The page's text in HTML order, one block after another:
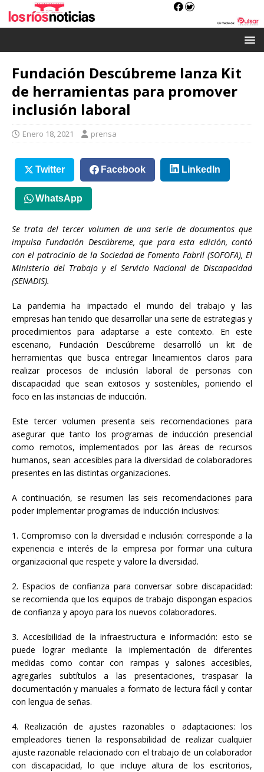
Fundación Descúbreme lanza Kit
de herramientas para promover
inclusión laboral
Enero 18, 2021 prensa
Twitter Facebook LinkedIn
WhatsApp
Se trata del tercer volumen de una serie de documentos que
impulsa Fundación Descúbreme, que para esta edición, contó
con el patrocinio de la Sociedad de Fomento Fabril (SOFOFA), El
Ministerio del Trabajo y el Servicio Nacional de Discapacidad
(SENADIS).
La pandemia ha impactado el mundo del trabajo y las
empresas han tenido que desarrollar una serie de estrategias y
procedimientos para adaptarse a este contexto. En este
escenario, Fundación Descúbreme desarrolló un kit de
herramientas que busca entregar lineamientos claros para
realizar procesos de inclusión laboral de personas con
discapacidad que sean exitosos y sostenibles, poniendo el
foco en las instancias de inducción.
Este tercer volumen presenta seis recomendaciones para
asegurar que tanto los programas de inducción presencial
como remotos, implementados por las áreas de recursos
humanos, sean accesibles para la diversidad de colaboradores
presentes en las distintas organizaciones.
A continuación, se resumen las seis recomendaciones para
poder implementar programas de inducción inclusivos:
1. Compromiso con la diversidad e inclusión: corresponde a la
experiencia e interés de la empresa por formar una cultura
organizacional que respete y valore la diversidad.
2. Espacios de confianza para conversar sobre discapacidad:
se recomienda que los equipos de trabajo dispongan espacios
de confianza y apoyo para los nuevos colaboradores.
3. Accesibilidad de la infraestructura e información: esto se
puede lograr mediante la implementación de diferentes
medidas como contar con rampas y salones accesibles,
agregarles subtítulos a las presentaciones, traspasar la
documentación y manuales a formato de lectura fácil y contar
con lengua de señas.
4. Realización de ajustes razonables o adaptaciones: los
empleadores tienen la responsabilidad de realizar cualquier
ajuste razonable relacionado con el trabajo de un colaborador
con discapacidad, lo que incluye altura de los escritorios,